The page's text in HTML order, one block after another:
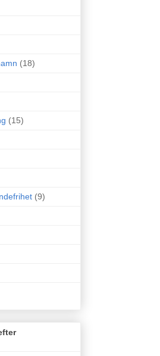
(18)
(15)
(9)